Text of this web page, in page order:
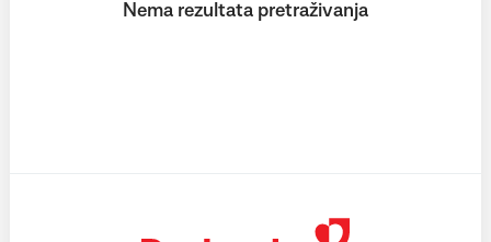
Nema rezultata pretraživanja